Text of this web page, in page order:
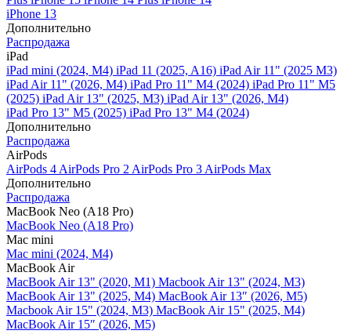
iPhone 13
Дополнительно
Распродажа
iPad
iPad mini (2024, M4) iPad 11 (2025, A16) iPad Air 11" (2025 M3)
iPad Air 11" (2026, M4) iPad Pro 11" M4 (2024) iPad Pro 11" M5
(2025) iPad Air 13" (2025, M3) iPad Air 13" (2026, M4)
iPad Pro 13" M5 (2025) iPad Pro 13" M4 (2024)
Дополнительно
Распродажа
AirPods
AirPods 4 AirPods Pro 2 AirPods Pro 3 AirPods Max
Дополнительно
Распродажа
MacBook Neo (A18 Pro)
MacBook Neo (A18 Pro)
Mac mini
Mac mini (2024, M4)
MacBook Air
MacBook Air 13" (2020, M1) Macbook Air 13" (2024, M3)
MacBook Air 13" (2025, M4) MacBook Air 13″ (2026, M5)
Macbook Air 15" (2024, M3) MacBook Air 15" (2025, M4)
MacBook Air 15″ (2026, M5)